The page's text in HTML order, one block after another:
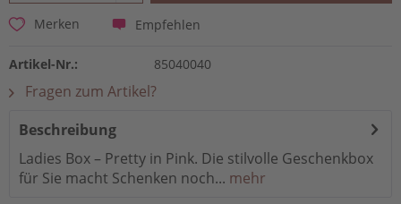
Merken Empfehlen
Artikel-Nr.: 85040040
Fragen zum Artikel?
Beschreibung
Ladies Box – Pretty in Pink. Die stilvolle Geschenkbox
für Sie macht Schenken noch... mehr